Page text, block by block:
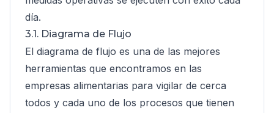
día.
3.1. Diagrama de Flujo
El diagrama de flujo es una de las mejores
herramientas que encontramos en las
empresas alimentarias para vigilar de cerca
todos y cada uno de los procesos que tienen